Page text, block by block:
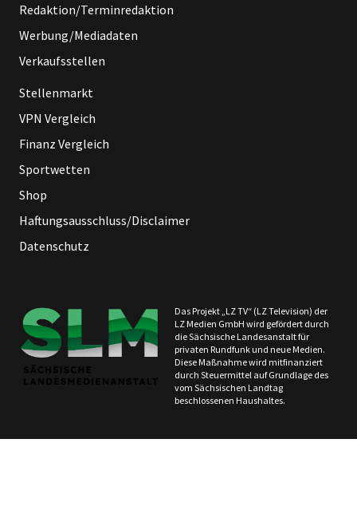
Redaktion/Terminredaktion
Werbung/Mediadaten
Verkaufsstellen
Stellenmarkt
VPN Vergleich
Finanz Vergleich
Sportwetten
Shop
Haftungsausschluss/Disclaimer
Datenschutz
Das Projekt „LZ TV“ (LZ Television) der
LZ Medien GmbH wird gefördert durch
die Sächsische Landesanstalt für
privaten Rundfunk und neue Medien.
Diese Maßnahme wird mitfinanziert
durch Steuermittel auf Grundlage des
vom Sächsischen Landtag
beschlossenen Haushaltes.